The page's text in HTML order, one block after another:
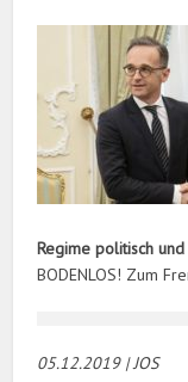
Regime politisch
BODENLOS! Zum
05.12.2019 | JOS